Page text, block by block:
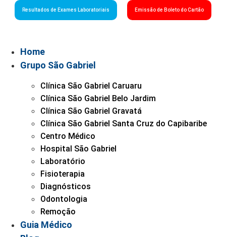
Resultados de Exames Laboratoriais Emissão de Boleto do Cartão
Home
Grupo São Gabriel
Clínica São Gabriel Caruaru
Clínica São Gabriel Belo Jardim
Clínica São Gabriel Gravatá
Clínica São Gabriel Santa Cruz do Capibaribe
Centro Médico
Hospital São Gabriel
Laboratório
Fisioterapia
Diagnósticos
Odontologia
Remoção
Guia Médico